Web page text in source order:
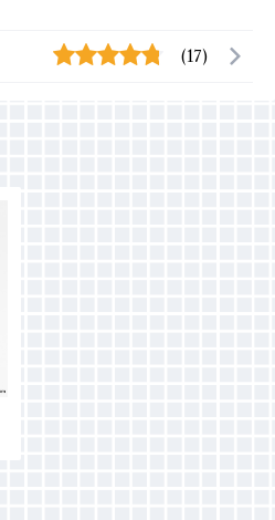
(17)